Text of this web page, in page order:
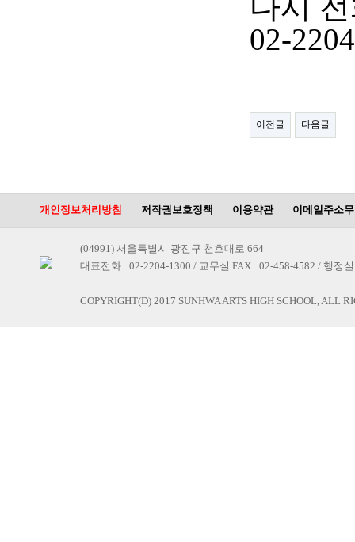
02-
이전글 다음글
개인정보처리방침 저작권보호정책 이용약관 이메일주소
(04991) 서울특별시 광진구 천호대로 664
대표전화 : 02-2204-1300 / 교무실 FAX : 02-458-4582 / 행정
COPYRIGHT(D) 2017 SUNHWA ARTS HIGH SCHOOL, ALL